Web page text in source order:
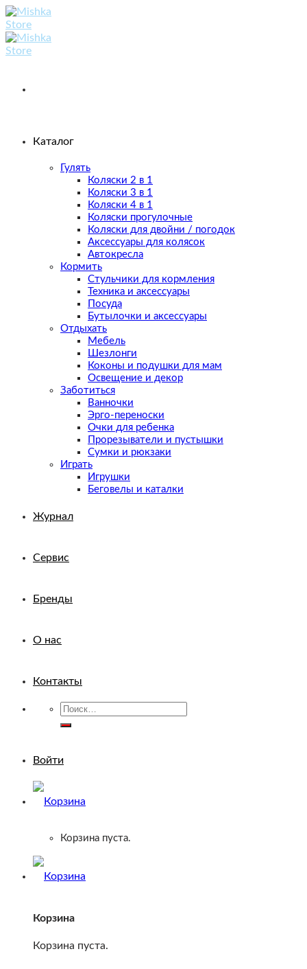
Skip
to
content
Каталог
Гулять
Коляски 2 в 1
Коляски 3 в 1
Коляски 4 в 1
Коляски прогулочные
Коляски для двойни / погодок
Аксессуары для колясок
Автокресла
Кормить
Стульчики для кормления
Техника и аксессуары
Посуда
Бутылочки и аксессуары
Отдыхать
Мебель
Шезлонги
Коконы и подушки для мам
Освещение и декор
Заботиться
Ванночки
Эрго-переноски
Очки для ребенка
Прорезыватели и пустышки
Сумки и рюкзаки
Играть
Игрушки
Беговелы и каталки
Журнал
Сервис
Бренды
О нас
Контакты
Искать:
Войти
Корзина пуста.
Корзина
Корзина пуста.